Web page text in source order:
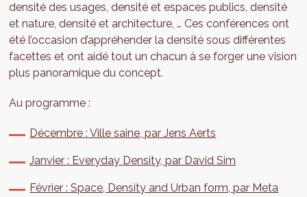
densité des usages, densité et espaces publics, densité
et nature, densité et architecture, … Ces conférences ont
été l’occasion d’appréhender la densité sous différentes
facettes et ont aidé tout un chacun à se forger une vision
plus panoramique du concept.
Au programme :
Décembre : Ville saine, par Jens Aerts
Janvier : Everyday Density, par David Sim
Février : Space, Density and Urban form, par Meta